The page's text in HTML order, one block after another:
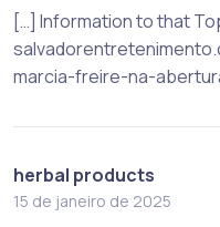
[…] Information to that
marcia-freire-na-
herbal products
15 de janeiro de 2025